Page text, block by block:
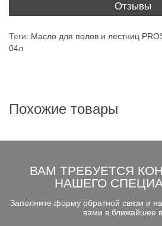
Отзывы
Теги: Масло для полов и лестниц
04л
Похожие товары
ВАМ ТРЕБУЕТСЯ
НАШЕГО
Заполните форму обратной связи и
вами в ближайшее